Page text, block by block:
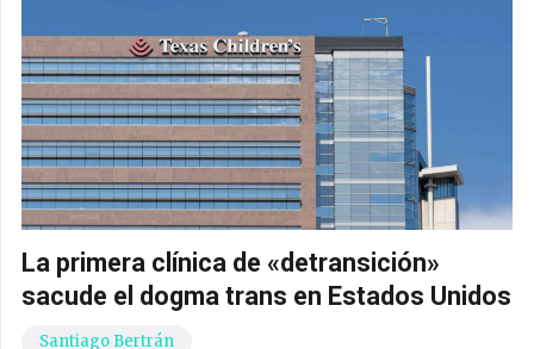
La primera clínica de «detransición»
sacude el dogma trans en Estados Unidos
Santiago Bertrán